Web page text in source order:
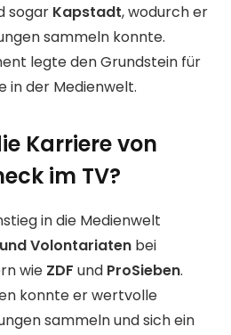
sogar Kapstadt, wodurch er
sammeln konnte.
legte den Grundstein für
in der Medienwelt.
Karriere von
im TV?
in die Medienwelt
Volontariaten bei
wie ZDF und ProSieben.
konnte er wertvolle
sammeln und sich ein